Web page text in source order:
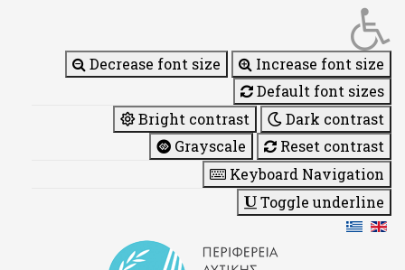
Decrease font size
Increase font size
Default font sizes
Bright contrast
Dark contrast
Grayscale
Reset contrast
Keyboard Navigation
Toggle underline